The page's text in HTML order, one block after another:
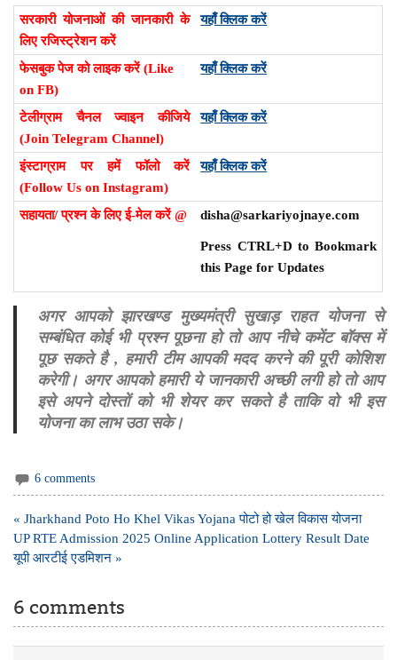
सरकारी योजनाओं की जानकारी के
लिए रजिस्ट्रेशन करें
यहाँ क्लिक करें
फेसबुक पेज को लाइक करें (Like
on FB)
यहाँ क्लिक करें
टेलीग्राम चैनल ज्वाइन कीजिये
(Join Telegram Channel)
यहाँ क्लिक करें
इंस्टाग्राम पर हमें फॉलो करें
(Follow Us on Instagram)
यहाँ क्लिक करें
सहायता/ प्रश्न के लिए ई-मेल करें @ disha@sarkariyojnaye.com
Press CTRL+D to Bookmark
this Page for Updates
अगर आपको झारखण्ड मुख्यमंत्री सुखाड़ राहत योजना से
सम्बंधित कोई भी प्रश्न पूछना हो तो आप नीचे कमेंट बॉक्स में
पूछ सकते है , हमारी टीम आपकी मदद करने की पूरी कोशिश
करेगी। अगर आपको हमारी ये जानकारी अच्छी लगी हो तो आप
इसे अपने दोस्तों को भी शेयर कर सकते है ताकि वो भी इस
योजना का लाभ उठा सके।
6 comments
Post
navigation
« Jharkhand Poto Ho Khel Vikas Yojana पोटो हो खेल विकास योजना
UP RTE Admission 2025 Online Application Lottery Result Date
यूपी आरटीई एडमिशन »
6 comments